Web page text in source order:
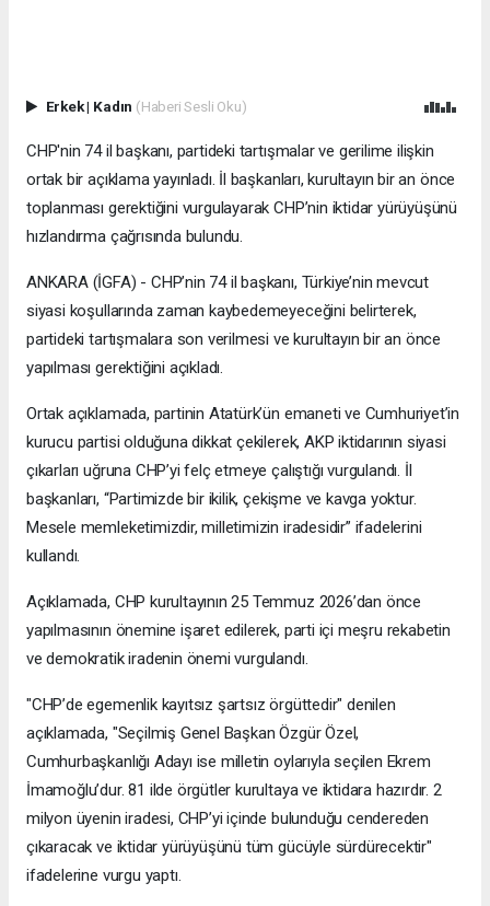
Erkek| Kadın (Haberi Sesli Oku)
CHP'nin 74 il başkanı, partideki tartışmalar ve gerilime ilişkin
ortak bir açıklama yayınladı. İl başkanları, kurultayın bir an önce
toplanması gerektiğini vurgulayarak CHP’nin iktidar yürüyüşünü
hızlandırma çağrısında bulundu.
ANKARA (İGFA) - CHP’nin 74 il başkanı, Türkiye’nin mevcut
siyasi koşullarında zaman kaybedemeyeceğini belirterek,
partideki tartışmalara son verilmesi ve kurultayın bir an önce
yapılması gerektiğini açıkladı.
Ortak açıklamada, partinin Atatürk’ün emaneti ve Cumhuriyet’in
kurucu partisi olduğuna dikkat çekilerek, AKP iktidarının siyasi
çıkarları uğruna CHP’yi felç etmeye çalıştığı vurgulandı. İl
başkanları, “Partimizde bir ikilik, çekişme ve kavga yoktur.
Mesele memleketimizdir, milletimizin iradesidir” ifadelerini
kullandı.
Açıklamada, CHP kurultayının 25 Temmuz 2026’dan önce
yapılmasının önemine işaret edilerek, parti içi meşru rekabetin
ve demokratik iradenin önemi vurgulandı.
"CHP’de egemenlik kayıtsız şartsız örgüttedir" denilen
açıklamada, "Seçilmiş Genel Başkan Özgür Özel,
Cumhurbaşkanlığı Adayı ise milletin oylarıyla seçilen Ekrem
İmamoğlu’dur. 81 ilde örgütler kurultaya ve iktidara hazırdır. 2
milyon üyenin iradesi, CHP’yi içinde bulunduğu cendereden
çıkaracak ve iktidar yürüyüşünü tüm gücüyle sürdürecektir"
ifadelerine vurgu yaptı.